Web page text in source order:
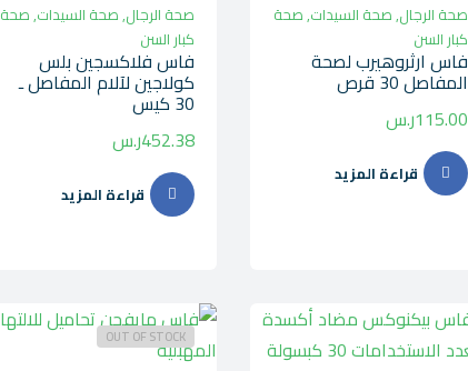
صحة الرجال,صحة السيدات,صحة
كبار السن
فاس ارثروهيرب لصحة
المفاصل 30 قرص
115.00ر.س
قراءة المزيد
صحة الرجال,صحة السيدات,صحة
كبار السن
فاس فلاكسجين بلس
كولاجين لآلام المفاصل ـ
30 كيس
452.38ر.س
قراءة المزيد
OUT OF STOCK